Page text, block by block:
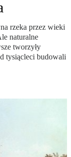
rzeka przez wieki
naturalne
tworzyły
tysiącleci budowali